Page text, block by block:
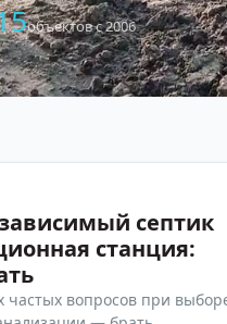
объектов с 2006
септик
станция:
частых вопросов при